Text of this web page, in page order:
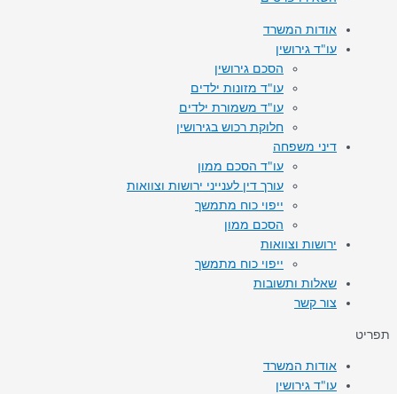
אודות המשרד
עו"ד גירושין
הסכם גירושין
עו"ד מזונות ילדים
עו"ד משמורת ילדים
חלוקת רכוש בגירושין
דיני משפחה
עו"ד הסכם ממון
עורך דין לענייני ירושות וצוואות
ייפוי כוח מתמשך
הסכם ממון
ירושות וצוואות
ייפוי כוח מתמשך
שאלות ותשובות
צור קשר
תפריט
אודות המשרד
עו"ד גירושין